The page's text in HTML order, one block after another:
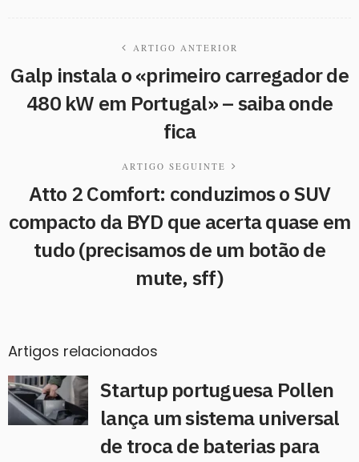
ARTIGO ANTERIOR
Galp instala o «primeiro carregador de
480 kW em Portugal» – saiba onde
fica
ARTIGO SEGUINTE
Atto 2 Comfort: conduzimos o SUV
compacto da BYD que acerta quase em
tudo (precisamos de um botão de
mute, sff)
Artigos relacionados
Startup portuguesa Pollen
lança um sistema universal
de troca de baterias para